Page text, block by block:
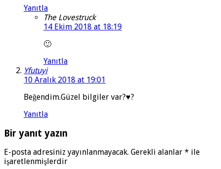
Yanıtla
The Lovestruck
14 Ekim 2018 at 18:19
🙂
Yanıtla
Yfutuyi
10 Aralık 2018 at 19:01
Beğendim.Güzel bilgiler var?♥️?
Yanıtla
Bir yanıt yazın
E-posta adresiniz yayınlanmayacak. Gerekli alanlar * ile
işaretlenmişlerdir